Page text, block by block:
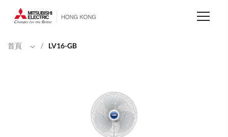
首頁 / LV16-GB